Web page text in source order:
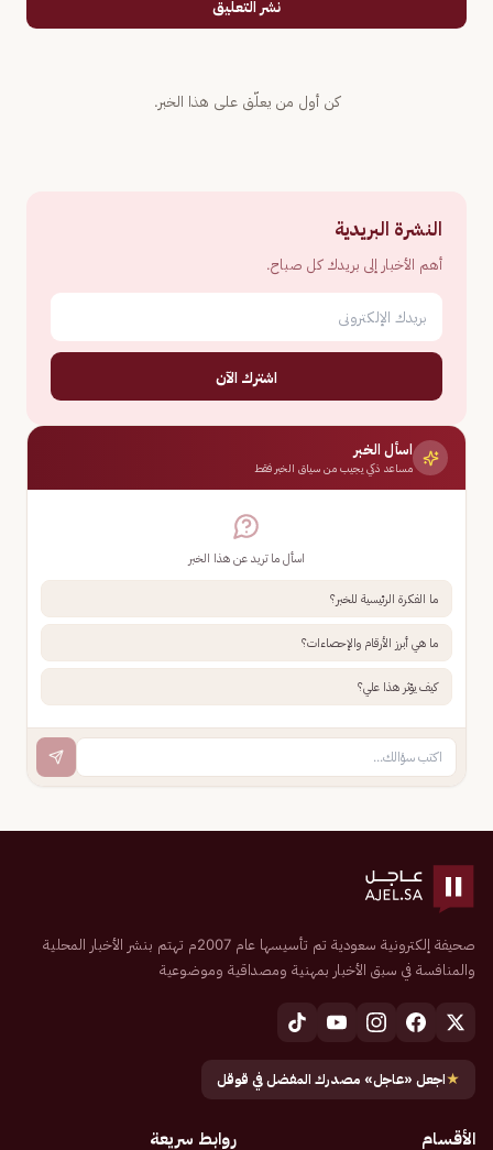
نشر التعليق
كن أول من يعلّق على هذا الخبر.
النشرة البريدية
أهم الأخبار إلى بريدك كل صباح.
اشترك الآن
اسأل الخبر
مساعد ذكي يجيب من سياق الخبر فقط
اسأل ما تريد عن هذا الخبر
ما الفكرة الرئيسية للخبر؟
ما هي أبرز الأرقام والإحصاءات؟
كيف يؤثر هذا علي؟
صحيفة إلكترونية سعودية تم تأسيسها عام 2007م تهتم بنشر الأخبار المحلية
والمنافسة في سبق الأخبار بمهنية ومصداقية وموضوعية
★اجعل «عاجل» مصدرك المفضل في قوقل
الأقسام روابط سريعة